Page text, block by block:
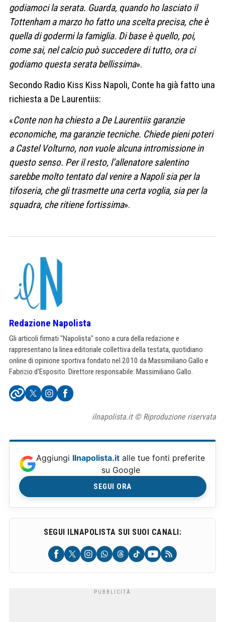
godiamoci la serata. Guarda, quando ho lasciato il
Tottenham a marzo ho fatto una scelta precisa, che è
quella di godermi la famiglia. Di base è quello, poi,
come sai, nel calcio può succedere di tutto, ora ci
godiamo questa serata bellissima».
Secondo Radio Kiss Kiss Napoli, Conte ha già fatto una
richiesta a De Laurentiis:
«Conte non ha chiesto a De Laurentiis garanzie
economiche, ma garanzie tecniche. Chiede pieni poteri
a Castel Volturno, non vuole alcuna intromissione in
questo senso. Per il resto, l’allenatore salentino
sarebbe molto tentato dal venire a Napoli sia per la
tifoseria, che gli trasmette una certa voglia, sia per la
squadra, che ritiene fortissima».
Redazione Napolista
Gli articoli firmati "Napolista" sono a cura della redazione e
rappresentano la linea editoriale collettiva della testata, quotidiano
online di opinione sportiva fondato nel 2010 da Massimiliano Gallo e
Fabrizio d'Esposito. Direttore responsabile: Massimiliano Gallo.
ilnapolista.it © Riproduzione riservata
Aggiungi Ilnapolista.it alle tue fonti preferite
su Google
SEGUI ORA
SEGUI ILNAPOLISTA SUI SUOI CANALI: